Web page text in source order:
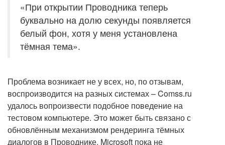
«При открытии Проводника теперь
буквально на долю секунды появляется
белый фон, хотя у меня установлена
тёмная тема».
Проблема возникает не у всех, но, по отзывам,
воспроизводится на разных системах – Comss.ru
удалось вопроизвести подобное поведение на
тестовом компьютере. Это может быть связано с
обновлённым механизмом рендеринга тёмных
диалогов в Проводнике. Microsoft пока не